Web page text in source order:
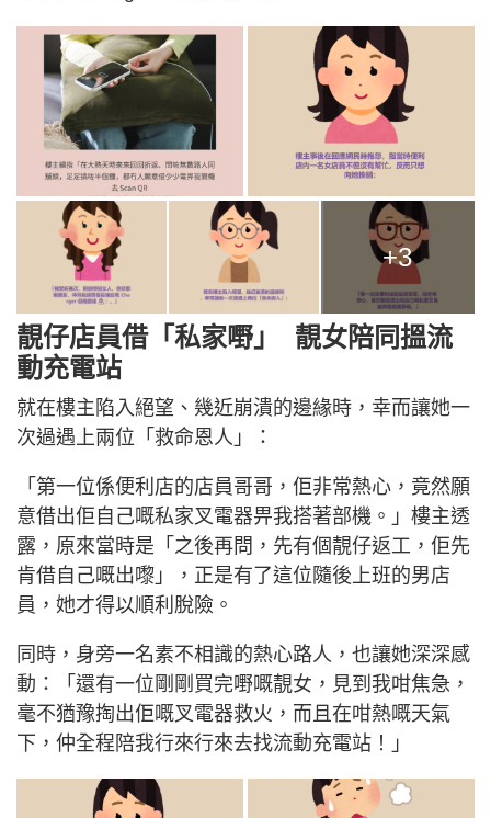
+3
靚仔店員借「私家嘢」 靚女陪同搵流
動充電站
就在樓主陷入絕望、幾近崩潰的邊緣時，幸而讓她一
次過遇上兩位「救命恩人」：
「第一位係便利店的店員哥哥，佢非常熱心，竟然願
意借出佢自己嘅私家叉電器畀我搭著部機。」樓主透
露，原來當時是「之後再問，先有個靚仔返工，佢先
肯借自己嘅出嚟」，正是有了這位隨後上班的男店
員，她才得以順利脫險。
同時，身旁一名素不相識的熱心路人，也讓她深深感
動：「還有一位剛剛買完嘢嘅靚女，見到我咁焦急，
毫不猶豫掏出佢嘅叉電器救火，而且在咁熱嘅天氣
下，仲全程陪我行來行來去找流動充電站！」